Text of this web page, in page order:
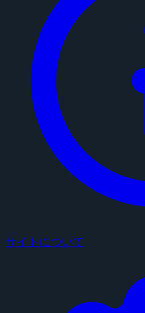
サイトについて